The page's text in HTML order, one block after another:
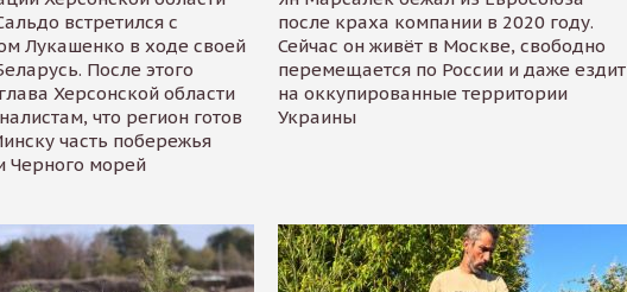
встретился с
Лукашенко в ходе своей
После этого
Херсонской области
что регион готов
часть побережья
Черного морей
после краха компании в 2020 году.
Сейчас он живёт в Москве, свободно
перемещается по России и даже ездит
на оккупированные территории
Украины